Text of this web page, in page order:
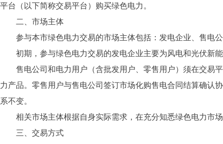
平台（以下简称交易平台）购买绿色电力。
二、市场主体
参与本市绿色电力交易的市场主体包括：发电企业、售电
初期，参与绿色电力交易的发电企业主要为风电和光伏新能
售电公司和电力用户（含批发用户、零售用户）须在交易平
力产品。零售用户与售电公司签订市场化购售电合同结算确认
系不变。
相关市场主体根据自身实际需求，在充分知悉绿色电力市
三、交易方式